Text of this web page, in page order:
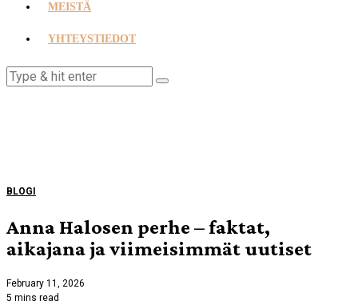
MEISTÄ
YHTEYSTIEDOT
BLOGI
Anna Halosen perhe – faktat,
aikajana ja viimeisimmät uutiset
February 11, 2026
5 mins read